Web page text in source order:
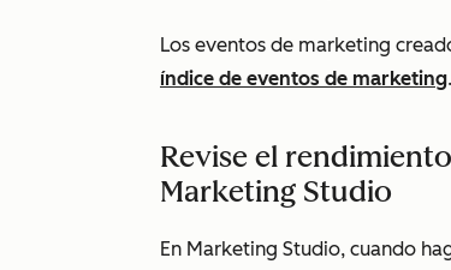
Los eventos de marketing
índice de eventos de marketing.
Revise el
Marketing Studio
En Marketing Studio, cuando